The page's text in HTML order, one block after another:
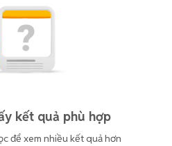
kết quả phù hợp
để xem nhiều kết quả hơn